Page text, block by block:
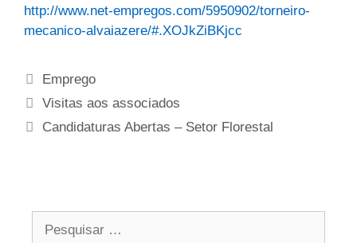
http://www.net-empregos.com/5950902/torneiro-
mecanico-alvaiazere/#.XOJkZiBKjcc
Emprego
Visitas aos associados
Candidaturas Abertas – Setor Florestal